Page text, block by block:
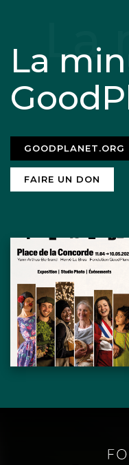
La
GOODPLANET.ORG
FAIRE UN DON